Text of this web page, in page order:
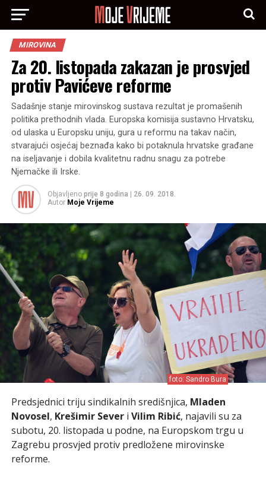
MIROVINA
Za 20. listopada zakazan je prosvjed
protiv Pavićeve reforme
Sadašnje stanje mirovinskog sustava rezultat je promašenih
politika prethodnih vlada. Europska komisija sustavno Hrvatsku,
od ulaska u Europsku uniju, gura u reformu na takav način,
stvarajući osjećaj beznađa kako bi potaknula hrvatske građane
na iseljavanje i dobila kvalitetnu radnu snagu za potrebe
Njemačke ili Irske.
Objavljeno prije 8 godina
26. 09. 2018.
Autor Moje Vrijeme
foto: Sandro Bura
Predsjednici triju sindikalnih središnjica, Mladen
Novosel, Krešimir Severi Vilim Ribić, najavili su za
subotu, 20. listopada u podne, na Europskom trgu u
Zagrebu prosvjed protiv predložene mirovinske
reforme.